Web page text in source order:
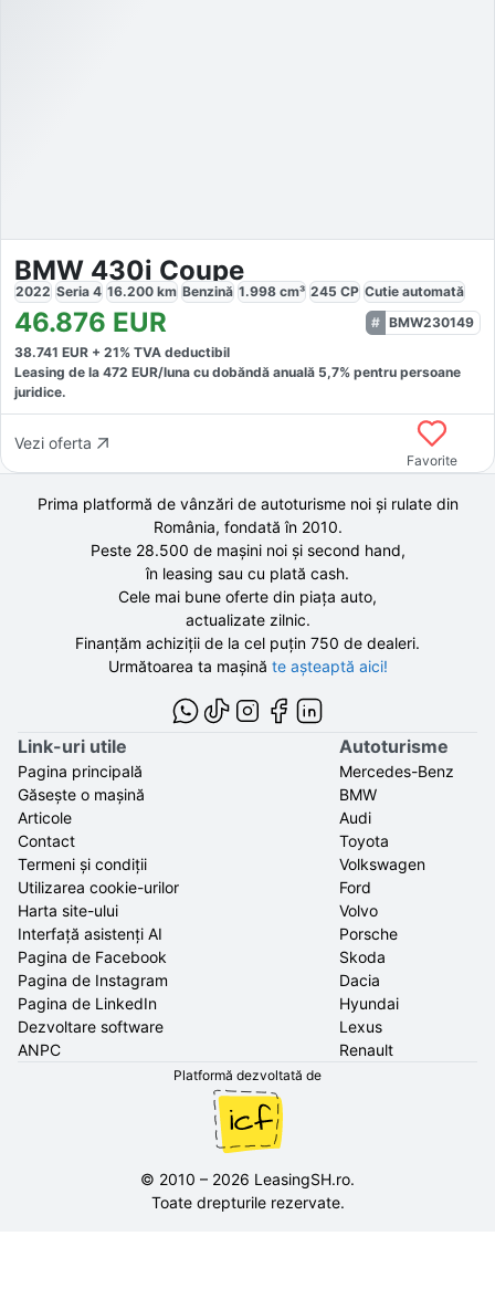
BMW 430i Coupe
2022 Seria 4 16.200 km Benzină 1.998 cm³ 245 CP Cutie automată
46.876 EUR
BMW230149
38.741 EUR + 21% TVA deductibil
Leasing de la 472 EUR/luna cu dobăndă anuală 5,7% pentru persoane
juridice.
Vezi oferta
Favorite
Prima platformă de vânzări de autoturisme noi și rulate din
România, fondată în 2010.
Peste 28.500 demașini noi și second hand,
în leasing sau cu plată cash.
Cele mai bune oferte din piața auto,
actualizate zilnic.
Finanțăm achiziții de la cel puțin 750 de dealeri.
Următoarea ta mașină te așteaptă aici!
Link-uri utile
Pagina principală
Găsește o mașină
Articole
Contact
Termeni și condiții
Utilizarea cookie-urilor
Harta site-ului
Interfață asistenți AI
Pagina de Facebook
Pagina de Instagram
Pagina de LinkedIn
Dezvoltare software
ANPC
Autoturisme
Mercedes-Benz
BMW
Audi
Toyota
Volkswagen
Ford
Volvo
Porsche
Skoda
Dacia
Hyundai
Lexus
Renault
Platformă dezvoltată de
© 2010 – 2026 LeasingSH.ro.
Toate drepturile rezervate.